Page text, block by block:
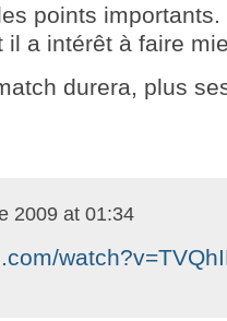
points
il a intérêt à faire
durera, plus
2009 at 01:34